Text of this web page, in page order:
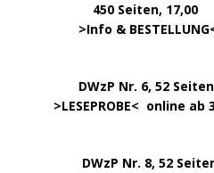
450 Seiten, 17,00
>Info & BESTELLUNG
DWzP Nr. 6, 52 Seiten
>LESEPROBE< online ab
DWzP Nr. 8, 52